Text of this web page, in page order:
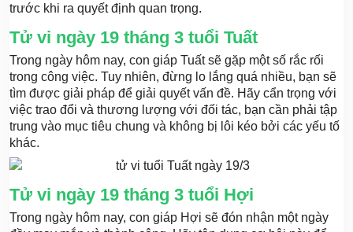
trước khi ra quyết định quan trọng.
Tử vi ngày 19 tháng 3 tuổi Tuất
Trong ngày hôm nay, con giáp Tuất sẽ gặp một số rắc rối
trong công việc. Tuy nhiên, đừng lo lắng quá nhiều, bạn sẽ
tìm được giải pháp để giải quyết vấn đề. Hãy cẩn trọng với
việc trao đổi và thương lượng với đối tác, bạn cần phải tập
trung vào mục tiêu chung và không bị lôi kéo bởi các yếu tố
khác.
Tử vi ngày 19 tháng 3 tuổi Hợi
Trong ngày hôm nay, con giáp Hợi sẽ đón nhận một ngày